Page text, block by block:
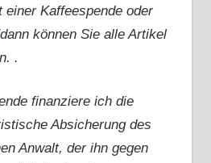
einer Kaffeespende oder
können Sie alle Artikel
.
finanziere ich die
Absicherung des
Anwalt, der ihn gegen